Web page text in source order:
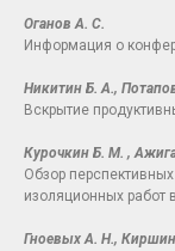
Оганов А. С.
Информация о
Никитин Б. А.,
Вскрытие
Курочкин Б. М. ,
Обзор
изоляционных работ
Гноевых А. Н.,